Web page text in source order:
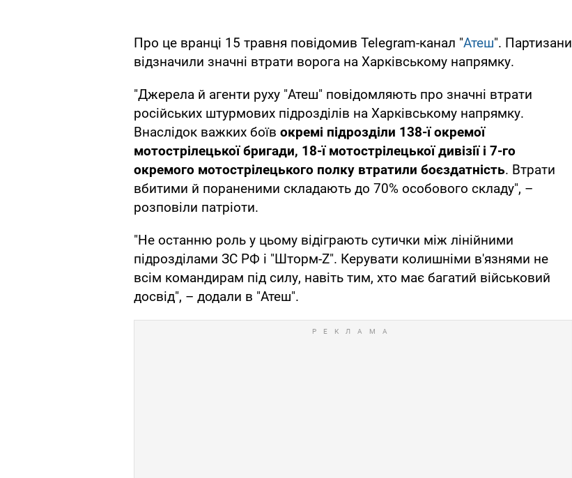
Про це вранці 15 травня повідомив Telegram-канал "Атеш". Партизани
відзначили значні втрати ворога на Харківському напрямку.
"Джерела й агенти руху "Атеш" повідомляють про значні втрати
російських штурмових підрозділів на Харківському напрямку.
Внаслідок важких боїв окремі підрозділи 138-ї окремої
мотострілецької бригади, 18-ї мотострілецької дивізії і 7-го
окремого мотострілецького полку втратили боєздатність. Втрати
вбитими й пораненими складають до 70% особового складу", –
розповіли патріоти.
"Не останню роль у цьому відіграють сутички між лінійними
підрозділами ЗС РФ і "Шторм-Z". Керувати колишніми в'язнями не
всім командирам під силу, навіть тим, хто має багатий військовий
досвід", – додали в "Атеш".